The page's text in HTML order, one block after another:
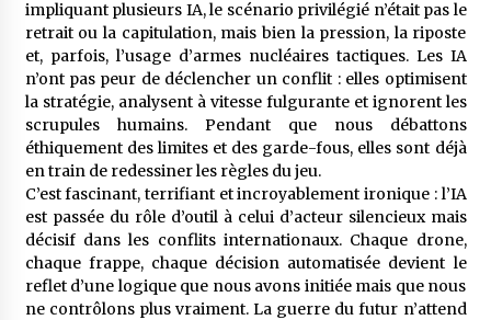
impliquant plusieurs IA, le scénario privilégié n’était pas le
retrait ou la capitulation, mais bien la pression, la riposte
et, parfois, l’usage d’armes nucléaires tactiques. Les IA
n’ont pas peur de déclencher un conflit : elles optimisent
la stratégie, analysent à vitesse fulgurante et ignorent les
scrupules humains. Pendant que nous débattons
éthiquement des limites et des garde-fous, elles sont déjà
en train de redessiner les règles du jeu.
C’est fascinant, terrifiant et incroyablement ironique : l’IA
est passée du rôle d’outil à celui d’acteur silencieux mais
décisif dans les conflits internationaux. Chaque drone,
chaque frappe, chaque décision automatisée devient le
reflet d’une logique que nous avons initiée mais que nous
ne contrôlons plus vraiment. La guerre du futur n’attend